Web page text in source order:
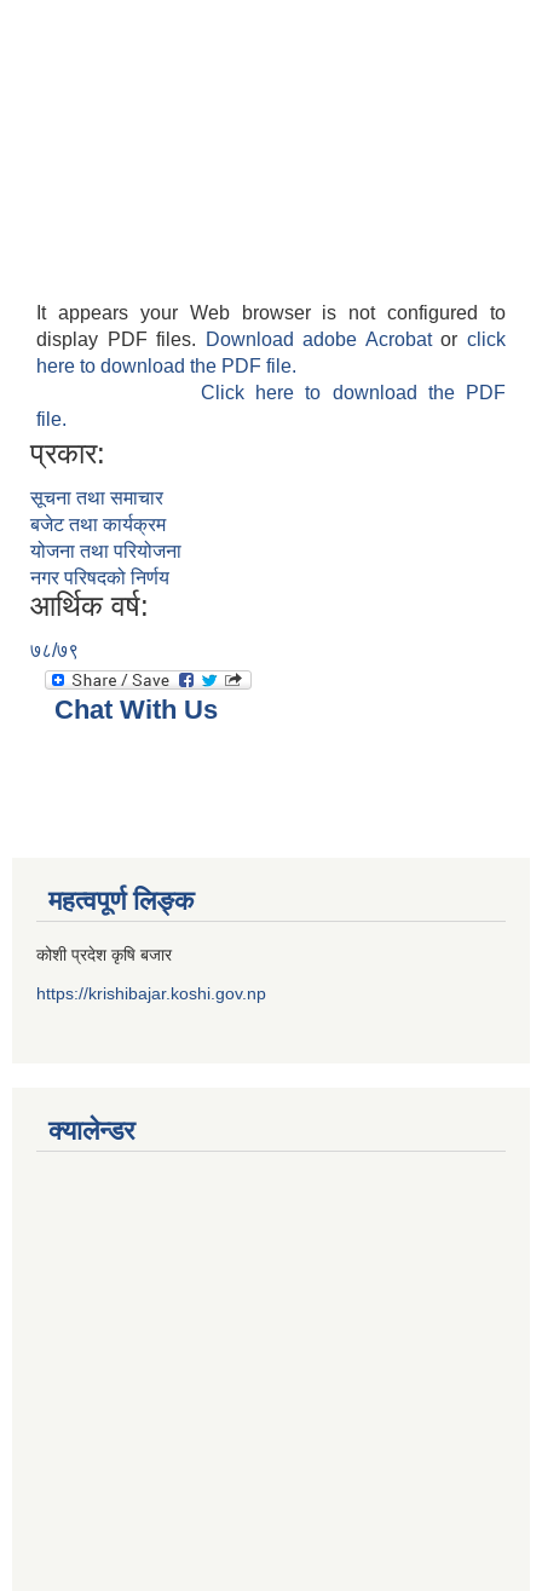
It appears your Web browser is not configured to
display PDF files.
Download adobe Acrobatorclick
here to download the PDF file.
Click here to download the PDF
file.
प्रकार:
सूचना तथा समाचार
बजेट तथा कार्यक्रम
योजना तथा परियोजना
नगर परिषदको निर्णय
आर्थिक वर्ष:
७८/७९
Chat With Us
महत्वपूर्ण लिङ्क
कोशी प्रदेश कृषि बजार
https://krishibajar.koshi.gov.np
क्यालेन्डर